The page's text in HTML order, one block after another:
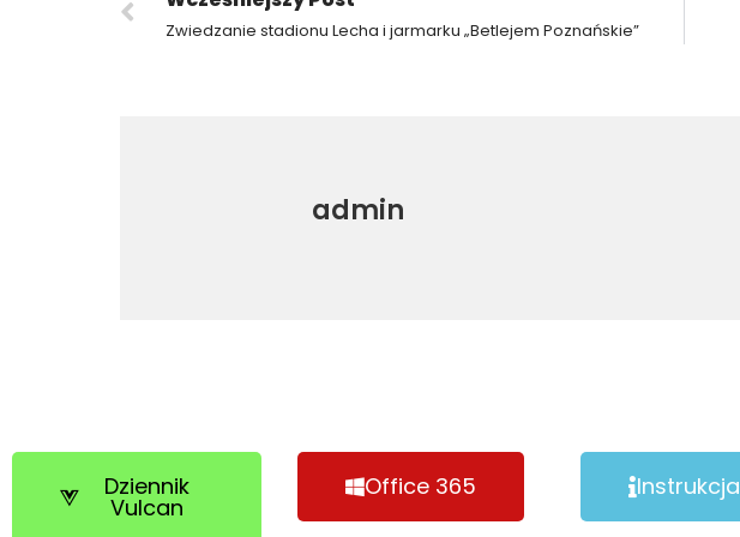
Zwiedzanie stadionu Lecha i jarmarku „Betlejem Poznańskie”
admin
Dziennik
Vulcan
Office 365 Instrukcja